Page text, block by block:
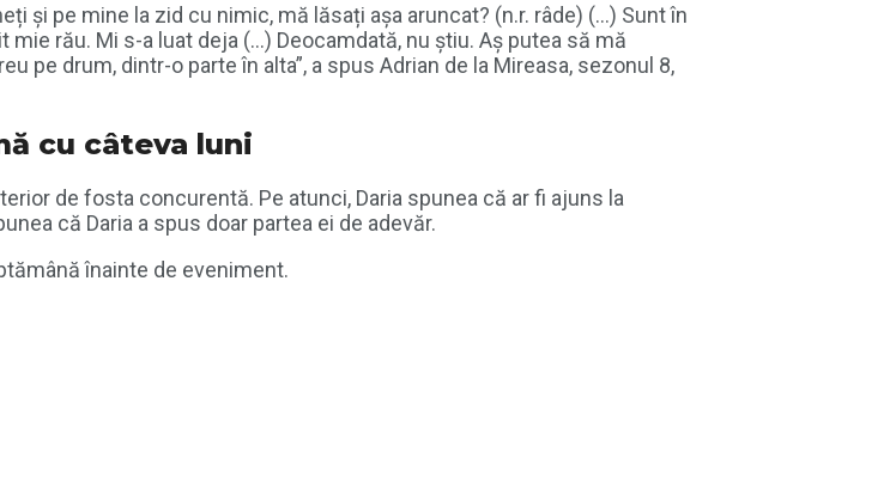
și pe mine la zid cu nimic, mă lăsați așa aruncat? (n.r. râde) (…) Sunt în
mie rău. Mi s-a luat deja (…) Deocamdată, nu știu. Aș putea să mă
pe drum, dintr-o parte în alta”, a spus Adrian de la Mireasa, sezonul 8,
cu câteva luni
de fosta concurentă. Pe atunci, Daria spunea că ar fi ajuns la
că Daria a spus doar partea ei de adevăr.
înainte de eveniment.